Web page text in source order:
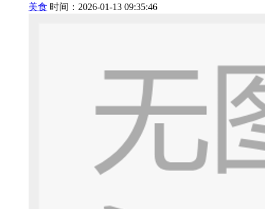
美食 时间：2026-01-13 09:35:46